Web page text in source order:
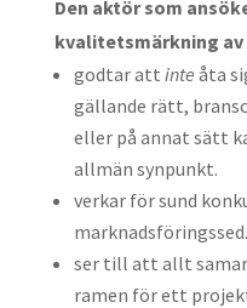
Den aktör som
kvalitetsmärkning
godtar att inte åta
gällande rätt,
eller på annat sätt
allmän synpunkt.
verkar för sund
marknadsföringssed.
ser till att allt
ramen för ett